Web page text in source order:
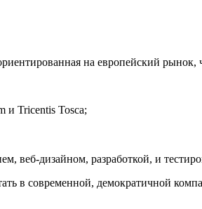
на европейский рынок,
и Tricentis Tosca;
веб-дизайном, разработкой, и
в современной, демократичной